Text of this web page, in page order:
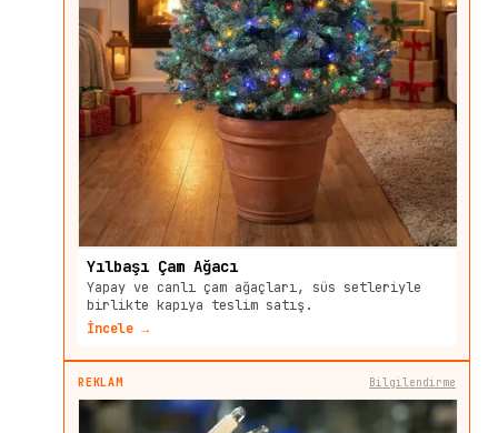
Yılbaşı Çam Ağacı
Yapay ve canlı çam ağaçları, süs setleriyle
birlikte kapıya teslim satış.
İncele →
REKLAM Bilgilendirme